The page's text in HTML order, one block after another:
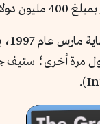
التي تقدمها الشركة.
مرة أخرى؛